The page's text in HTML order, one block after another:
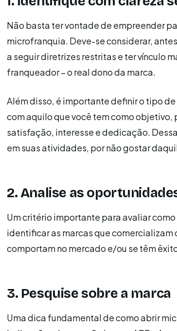
Não basta ter vontade de empreender
microfranquia. Deve-se considerar,
a seguir diretrizes restritas e ter vínculo
franqueador – o real dono da marca.
Além disso, é importante definir o tipo
com aquilo que você tem como objetivo,
satisfação, interesse e dedicação.
em suas atividades, por não gostar
2. Analise as
Um critério importante para avaliar
identificar as marcas que comercializam
comportam no mercado e/ou se têm
3. Pesquise sobre a marca
Uma dica fundamental de como abrir